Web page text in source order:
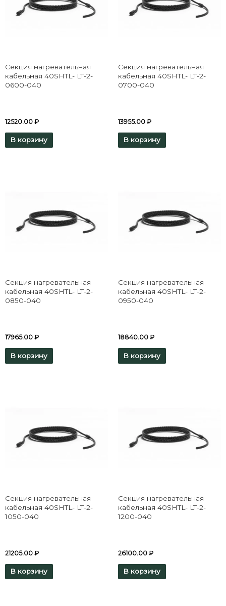
Секция нагревательная
кабельная 40SHTL- LT-2-
0600-040
12520.00 ₽
В корзину
Секция нагревательная
кабельная 40SHTL- LT-2-
0700-040
13955.00 ₽
В корзину
Секция нагревательная
кабельная 40SHTL- LT-2-
0850-040
17965.00 ₽
В корзину
Секция нагревательная
кабельная 40SHTL- LT-2-
0950-040
18840.00 ₽
В корзину
Секция нагревательная
кабельная 40SHTL- LT-2-
1050-040
21205.00 ₽
В корзину
Секция нагревательная
кабельная 40SHTL- LT-2-
1200-040
26100.00 ₽
В корзину